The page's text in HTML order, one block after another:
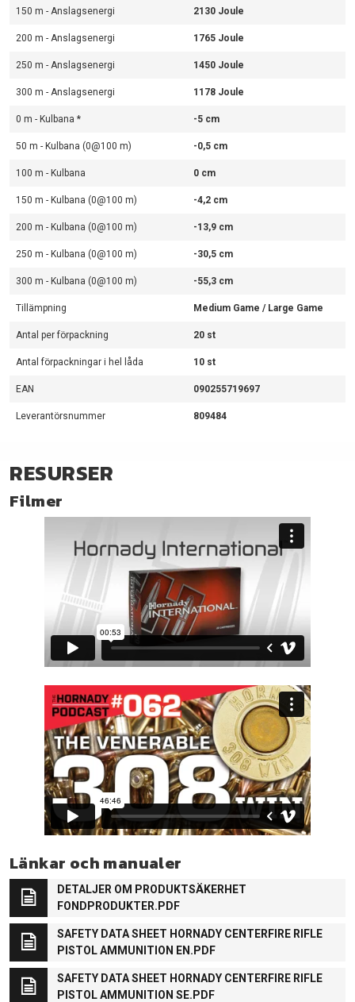
150 m - Anslagsenergi 2130 Joule
200 m - Anslagsenergi 1765 Joule
250 m - Anslagsenergi 1450 Joule
300 m - Anslagsenergi 1178 Joule
0 m - Kulbana * -5 cm
50 m - Kulbana (0@100 m) -0,5 cm
100 m - Kulbana 0 cm
150 m - Kulbana (0@100 m) -4,2 cm
200 m - Kulbana (0@100 m) -13,9 cm
250 m - Kulbana (0@100 m) -30,5 cm
300 m - Kulbana (0@100 m) -55,3 cm
Tillämpning Medium Game / Large Game
Antal per förpackning 20 st
Antal förpackningar i hel låda 10 st
EAN 090255719697
Leverantörsnummer 809484
RESURSER
Filmer
Länkar och manualer
DETALJER OM PRODUKTSÄKERHET
FONDPRODUKTER.PDF
SAFETY DATA SHEET HORNADY CENTERFIRE RIFLE
PISTOL AMMUNITION EN.PDF
SAFETY DATA SHEET HORNADY CENTERFIRE RIFLE
PISTOL AMMUNITION SE.PDF